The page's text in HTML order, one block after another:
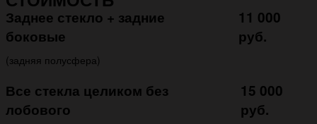
Заднее стекло + задние
боковые
11 000
руб.
(задняя полусфера)
Все стекла целиком без
лобового
15 000
руб.